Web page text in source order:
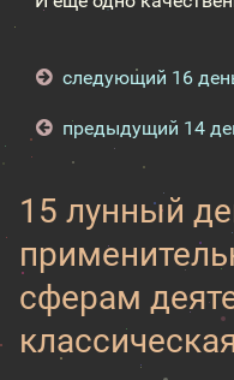
следующий 16
предыдущий 14
15 лунный
сферам